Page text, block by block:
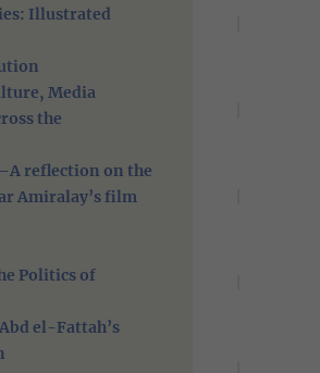
Illustrated
Media
the
reflection on the
Amiralay’s film
Politics of
el-Fattah’s